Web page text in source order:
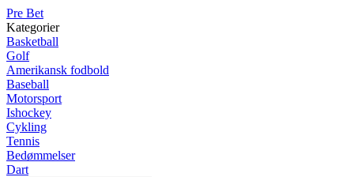
Pre Bet
Kategorier
Basketball
Golf
Amerikansk fodbold
Baseball
Motorsport
Ishockey
Cykling
Tennis
Bedømmelser
Dart